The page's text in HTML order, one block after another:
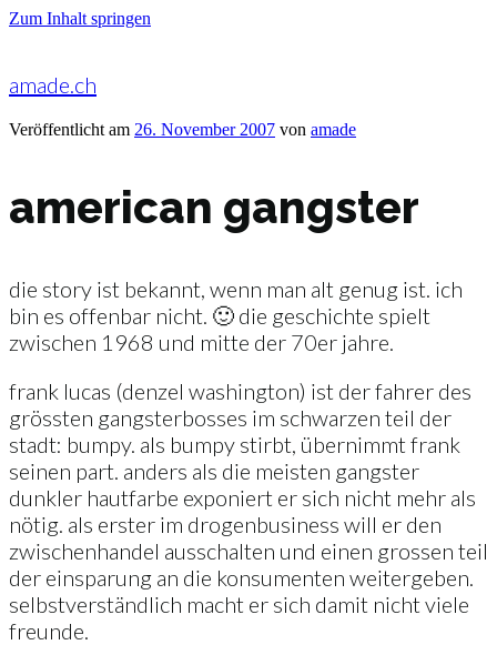
Zum Inhalt springen
amade.ch
Veröffentlicht am 26. November 2007 von amade
american gangster
die story ist bekannt, wenn man alt genug ist. ich
bin es offenbar nicht. 🙂 die geschichte spielt
zwischen 1968 und mitte der 70er jahre.
frank lucas (denzel washington) ist der fahrer des
grössten gangsterbosses im schwarzen teil der
stadt: bumpy. als bumpy stirbt, übernimmt frank
seinen part. anders als die meisten gangster
dunkler hautfarbe exponiert er sich nicht mehr als
nötig. als erster im drogenbusiness will er den
zwischenhandel ausschalten und einen grossen teil
der einsparung an die konsumenten weitergeben.
selbstverständlich macht er sich damit nicht viele
freunde.